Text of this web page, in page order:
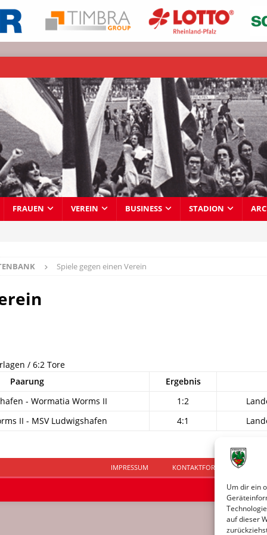
Um dir ein
auf dieser
FRAUEN VEREIN BUSINESS STADION
Spiele gegen einen Verein
/ 6:2 Tore
Paarung
Ergebnis
- Wormatia Worms II
1:2
II - MSV Ludwigshafen
4:1
IMPRESSUM KONTAKTFORMULAR